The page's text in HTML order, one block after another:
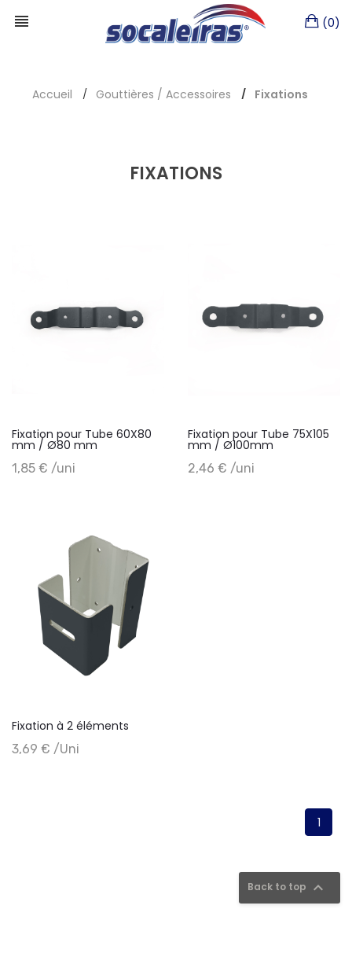
(0)
Accueil Gouttières / Accessoires Fixations
FIXATIONS
Fixation pour Tube 60X80
mm / Ø80 mm
1,85 € /uni
+ Add to cart
Fixation pour Tube 75X105
mm / Ø100mm
2,46 € /uni
+ Add to cart
Fixation à 2 éléments
3,69 € /Uni
+ Add to cart
1
Back to top 